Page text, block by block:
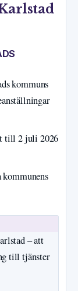
kommuns
till 2 juli 2026
kommunens
– att
till tjänster